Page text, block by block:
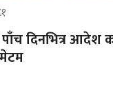
दिनभित्र आदेश